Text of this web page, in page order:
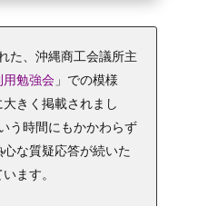
た、沖縄商工会議所主
用勉強会」での模様
きく掲載されまし
う時間にもかかわらず
な質疑応答が続いた
ます。